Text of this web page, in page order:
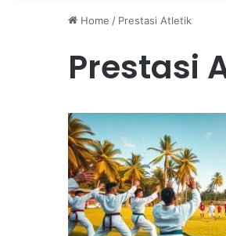
Home / Prestasi Atletik
Prestasi